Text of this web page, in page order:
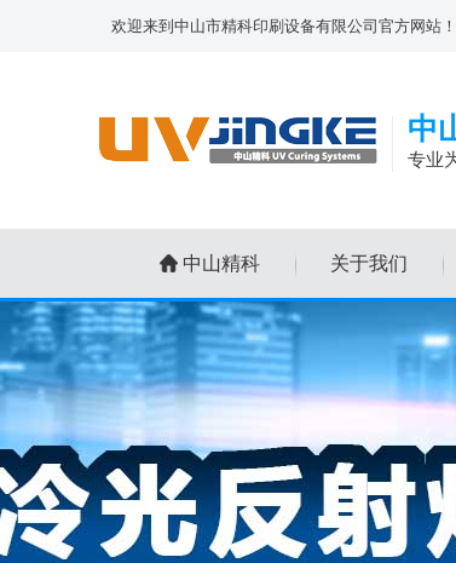
欢迎来到中山市精科印刷设备有限公司官方网站！
中
专业
中山精科 关于我们